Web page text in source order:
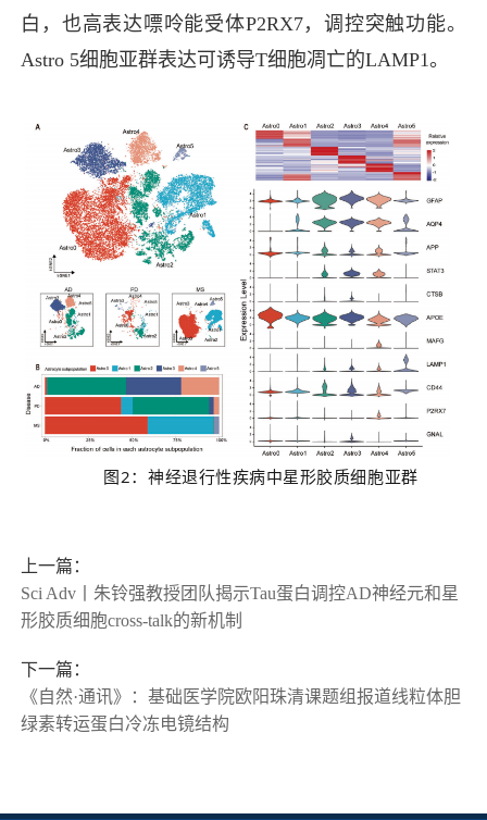
白，也高表达嘌呤能受体P2RX7，调控突触功能。
Astro 5细胞亚群表达可诱导T细胞凋亡的LAMP1。
图2：神经退行性疾病中星形胶质细胞亚群
上一篇：
Sci Adv丨朱铃强教授团队揭示Tau蛋白调控AD神经元和星
形胶质细胞cross-talk的新机制
下一篇：
《自然·通讯》：基础医学院欧阳珠清课题组报道线粒体胆
绿素转运蛋白冷冻电镜结构